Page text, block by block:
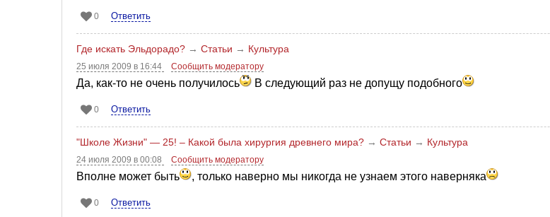
0 Ответить
Где искать Эльдорадо? → Статьи → Культура
25 июля 2009 в 16:44 Сообщить модератору
Да, как-то не очень получилось В следующий раз не допущу подобного
0 Ответить
"Школе Жизни" — 25! – Какой была хирургия древнего мира? → Статьи → Культура
24 июля 2009 в 00:08 Сообщить модератору
Вполне может быть , только наверно мы никогда не узнаем этого наверняка
0 Ответить